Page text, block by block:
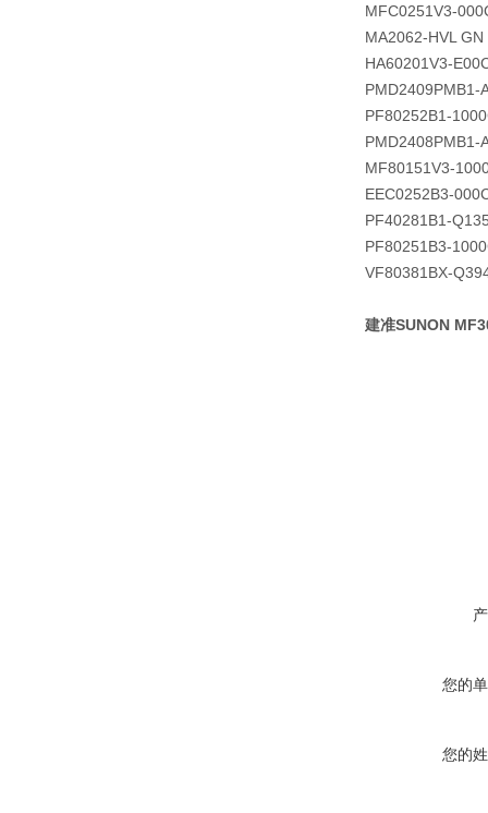
MFC0251V3-
MA2062-HVL GN
HA60201V3-
PMD2409PMB1-
PF80252B1-
PMD2408PMB1-
MF80151V3-
EEC0252B3-
PF40281B1-
PF80251B3-
VF80381BX-
建准SUNON
您的
您的